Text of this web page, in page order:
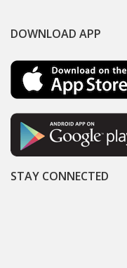
DOWNLOAD APP
STAY CONNECTED